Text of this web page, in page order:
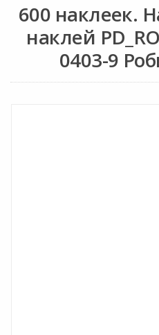
600 наклеек.
наклей
0403-9